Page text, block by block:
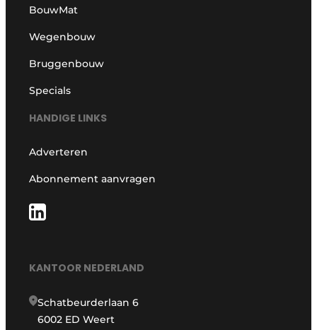
BouwMat
Wegenbouw
Bruggenbouw
Specials
HANDIGE LINKS
Adverteren
Abonnement aanvragen
KANTOOR NEDERLAND
Schatbeurderlaan 6
6002 ED Weert